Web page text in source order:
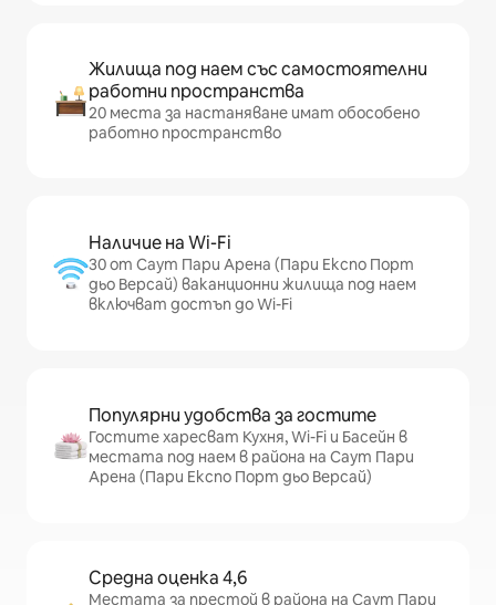
Жилища под наем със самостоятелни
работни пространства
20 места за настаняване имат обособено
работно пространство
Наличие на Wi-Fi
30 от Саут Пари Арена (Пари Експо Порт
дьо Версай) ваканционни жилища под наем
включват достъп до Wi-Fi
Популярни удобства за гостите
Гостите харесват Кухня, Wi-Fi и Басейн в
местата под наем в района на Саут Пари
Арена (Пари Експо Порт дьо Версай)
Средна оценка 4,6
Местата за престой в района на Саут Пари